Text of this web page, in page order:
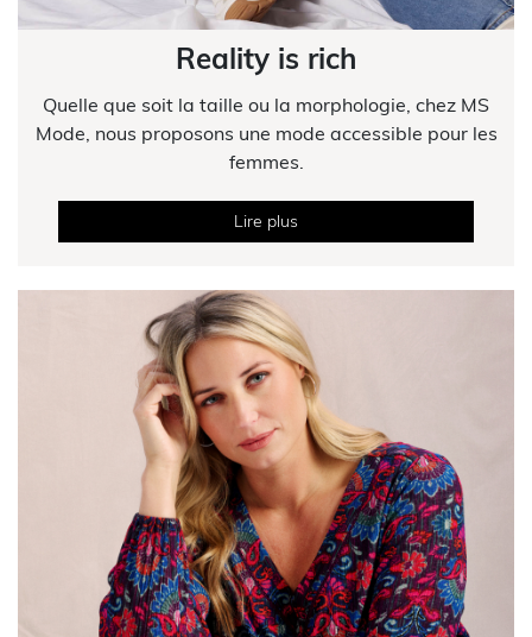
Reality is rich
Quelle que soit la taille ou la morphologie, chez MS
Mode, nous proposons une mode accessible pour les
femmes.
Lire plus